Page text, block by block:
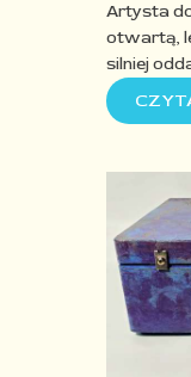
Artysta
otwartą,
silniej